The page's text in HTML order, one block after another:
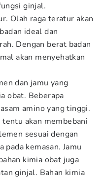
ginjal.
Olah raga teratur akan
ideal dan
Dengan berat badan
akan menyehatkan
dan jamu yang
obat. Beberapa
amino yang tinggi.
akan membebani
sesuai dengan
kemasan. Jamu
kimia obat juga
ginjal. Bahan kimia